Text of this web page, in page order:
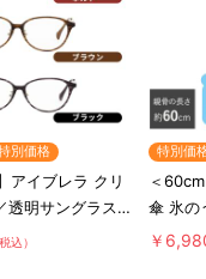
別価格
アイブレラ クリ
透明サングラス／
＆ブルーライトカ
税込）
特別価
＜
傘 氷の
クラボ
￥